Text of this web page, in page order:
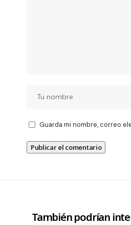
Guarda mi nombre, correo
También podrían